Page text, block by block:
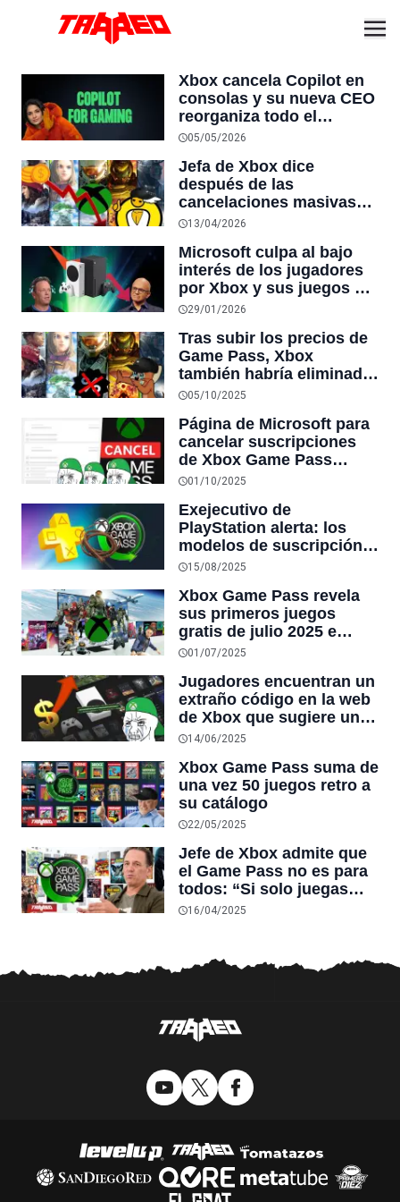
Xbox cancela Copilot en
consolas y su nueva CEO
reorganiza todo el
liderazgo con ejecutivos
reporta su cuarta caída de
ingresos en seis
trimestres
05/05/2026
Jefa de Xbox dice
después de las
cancelaciones masivas
del servicio que “Game
demasiado caro para los
jugadores” y que podría
bajar pronto
13/04/2026
Microsoft culpa al bajo
interés de los jugadores
por Xbox y sus juegos de
los bajos ingresos de la
alzas de precios de Game
Pass y sus consolas
29/01/2026
Tras subir los precios de
Game Pass, Xbox
también habría eliminado
la mayoría de los
suscriptores
05/10/2025
Página de Microsoft para
cancelar suscripciones
de Xbox Game Pass
colapsa tras anunciarse
Ultimate
01/10/2025
Exejecutivo de
PlayStation alerta: los
modelos de suscripción
como Game Pass
desarrolladores en
“esclavos asalariados”
15/08/2025
Xbox Game Pass revela
sus primeros juegos
gratis de julio 2025 e
incluye un esperado
01/07/2025
Jugadores encuentran un
extraño código en la web
de Xbox que sugiere un
nuevo aumento en el
14/06/2025
Xbox Game Pass suma de
una vez 50 juegos retro a
su catálogo
22/05/2025
Jefe de Xbox admite que
el Game Pass no es para
todos: “Si solo juegas
uno o dos juegos al año,
16/04/2025